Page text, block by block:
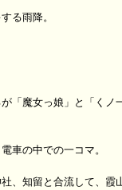
「魔女っ娘」と「くノ
車の中での一コマ。
、知留と合流して、霞